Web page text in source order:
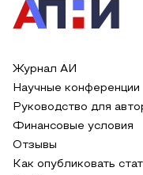
Журнал АИ
Научные конференции
Руководство для
Финансовые условия
Отзывы
Как опубликовать